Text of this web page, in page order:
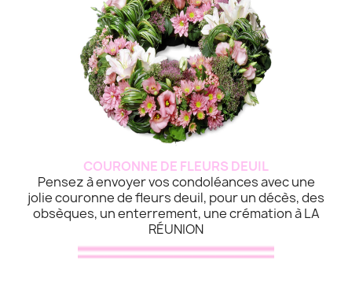
COURONNE DE FLEURS DEUIL
Pensez à envoyer vos condoléances avec une
jolie couronne de fleurs deuil, pour un décès, des
obsèques, un enterrement, une crémation à LA
RÉUNION